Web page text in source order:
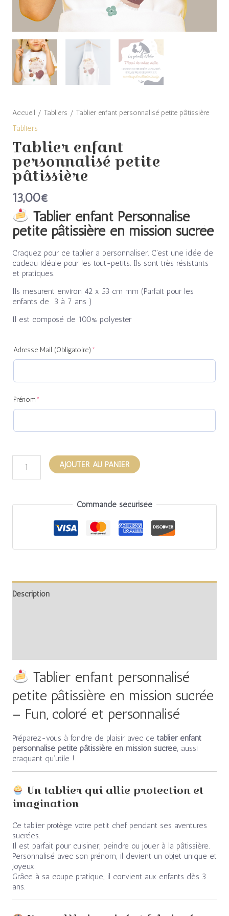
Accueil / Tabliers / Tablier enfant personnalisé petite pâtissière
Tabliers
Tablier enfant
personnalisé petite
pâtissière
13,00€
Tablier enfant Personnalisé
petite pâtissière en mission sucrée
Craquez pour ce tablier a personnaliser. C’est une idée de
cadeau idéale pour les tout-petits. Ils sont très résistants
et pratiques.
Ils mesurent environ 42 x 53 cm mm (Parfait pour les
enfants de 3 à 7 ans )
Il est composé de 100% polyester
Adresse Mail (Obligatoire) *
Prénom*
(required)
AJOUTER AU PANIER
Commande sécurisée
Description
Tablier enfant personnalisé
petite pâtissière en mission sucrée
– Fun, coloré et personnalisé
Préparez-vous à fondre de plaisir avec ce tablier enfant
personnalisé petite pâtissière en mission sucrée, aussi
craquant qu’utile !
Un tablier qui allie protection et
imagination
Ce tablier protège votre petit chef pendant ses aventures
sucrées.
Il est parfait pour cuisiner, peindre ou jouer à la pâtissière.
Personnalisé avec son prénom, il devient un objet unique et
joyeux.
Grâce à sa coupe pratique, il convient aux enfants dès 3
ans.